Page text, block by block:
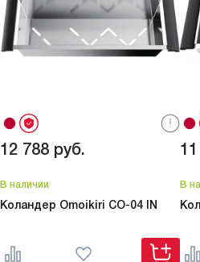
12 788 руб.
В наличии
Коландер Omoikiri CO-04 IN
В